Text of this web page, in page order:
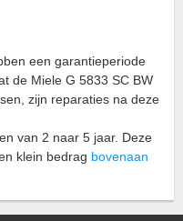
een garantieperiode
de Miele G 5833 SC BW
zijn reparaties na deze
van 2 naar 5 jaar. Deze
klein bedrag bovenaan